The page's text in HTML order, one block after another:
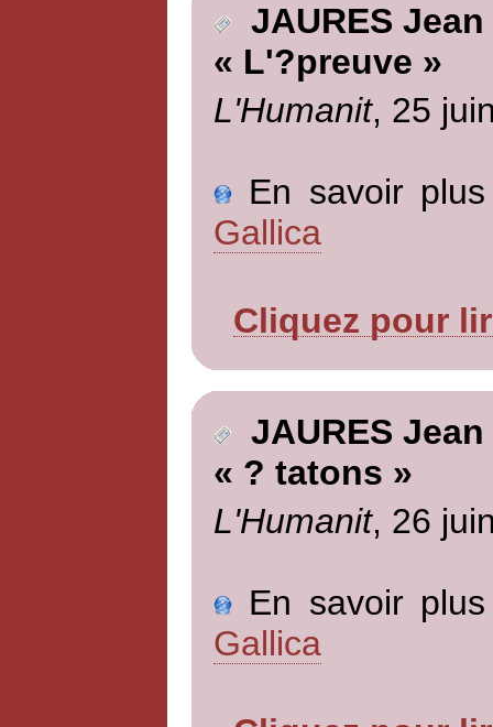
JAURES Jean
« L'?preuve »
L'Humanit, 25
En savoir
Gallica
Cliquez pour
JAURES Jean
« ? tatons »
L'Humanit, 26
En savoir
Gallica